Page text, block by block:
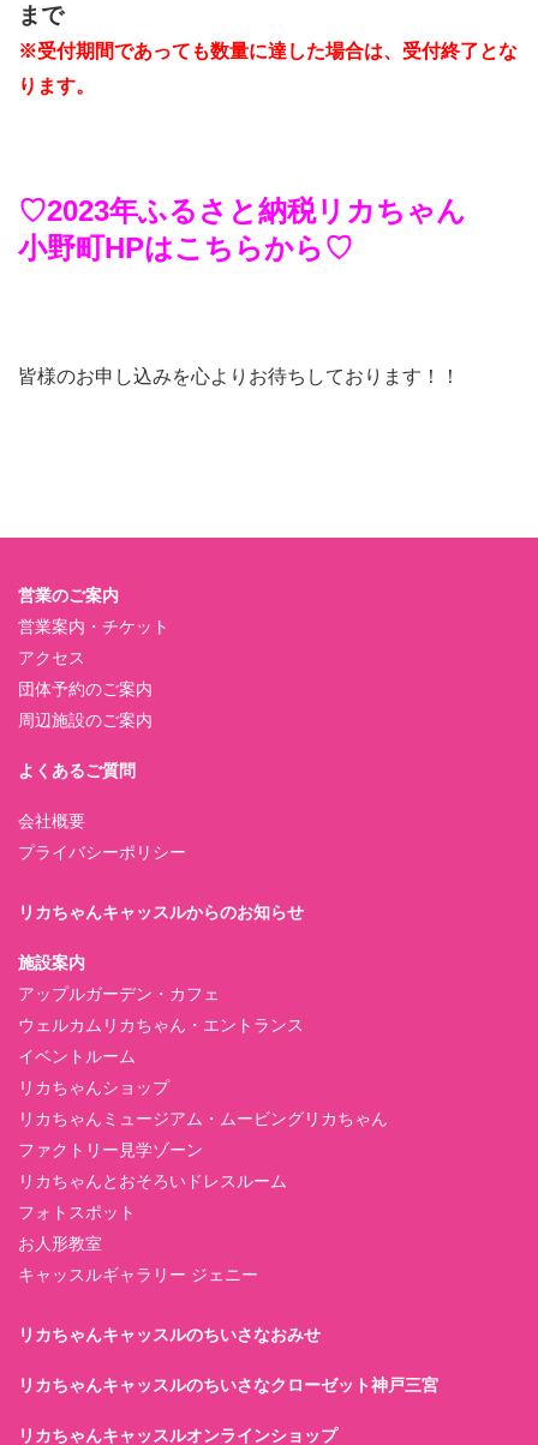
まで
※受付期間であっても数量に達した場合は、受付終了とな
ります。
♡2023年ふるさと納税リカちゃん
小野町HPはこちらから♡
皆様のお申し込みを心よりお待ちしております！！
営業のご案内
営業案内・チケット
アクセス
団体予約のご案内
周辺施設のご案内
よくあるご質問
会社概要
プライバシーポリシー
リカちゃんキャッスルからのお知らせ
施設案内
アップルガーデン・カフェ
ウェルカムリカちゃん・エントランス
イベントルーム
リカちゃんショップ
リカちゃんミュージアム・ムービングリカちゃん
ファクトリー見学ゾーン
リカちゃんとおそろいドレスルーム
フォトスポット
お人形教室
キャッスルギャラリー ジェニー
リカちゃんキャッスルのちいさなおみせ
リカちゃんキャッスルのちいさなクローゼット神戸三宮
リカちゃんキャッスルオンラインショップ